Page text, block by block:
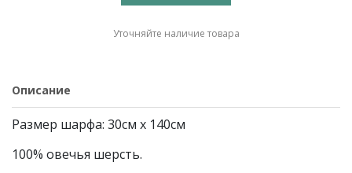
Уточняйте наличие товара
Описание
Размер шарфа: 30см х 140см
100% овечья шерсть.